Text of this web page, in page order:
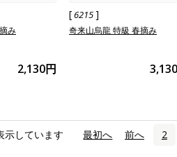
み
2,130円
[6215]
奇来山烏龍 特級 春摘み
示しています 最初へ 前へ 2